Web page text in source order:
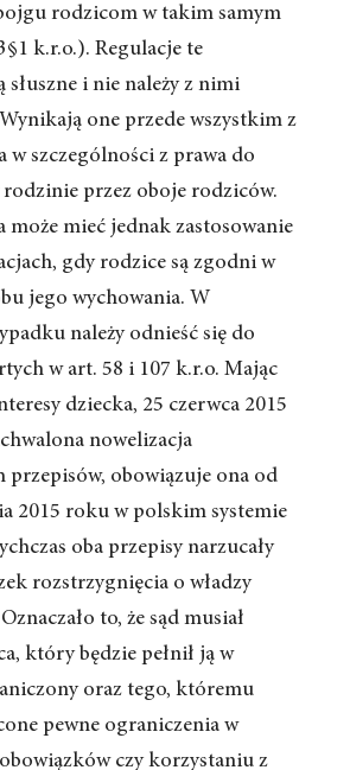
rodzicom w takim samym
k.r.o.). Regulacje te
słuszne i nie należy z nimi
one przede wszystkim z
w szczególności z prawa do
rodzinie przez oboje rodziców.
może mieć jednak zastosowanie
gdy rodzice są zgodni w
jego wychowania. W
należy odnieść się do
w art. 58 i 107 k.r.o. Mając
dziecka, 25 czerwca 2015
nowelizacja
przepisów, obowiązuje ona od
2015 roku w polskim systemie
oba przepisy narzucały
rozstrzygnięcia o władzy
to, że sąd musiał
który będzie pełnił ją w
oraz tego, któremu
pewne ograniczenia w
czy korzystaniu z